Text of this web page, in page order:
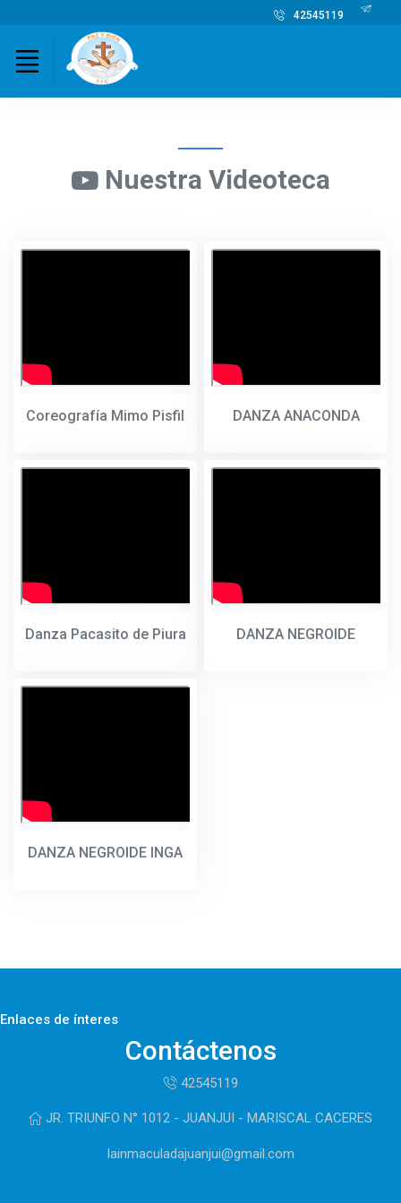
42545119
Nuestra Videoteca
Coreografía Mimo Pisfil DANZA ANACONDA
Danza Pacasito de Piura DANZA NEGROIDE
DANZA NEGROIDE INGA
Enlaces de ínteres
Contáctenos
42545119
JR. TRIUNFO N° 1012 - JUANJUI - MARISCAL CACERES
lainmaculadajuanjui@gmail.com